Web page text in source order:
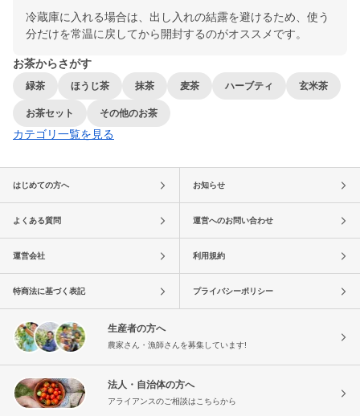
冷蔵庫に入れる場合は、出し入れの結露を避けるため、使う
分だけを常温に戻してから開封するのがオススメです。
お茶からさがす
緑茶 ほうじ茶 抹茶 麦茶 ハーブティ 玄米茶
お茶セット その他のお茶
カテゴリ一覧を見る
はじめての方へ お知らせ
よくある質問 運営へのお問い合わせ
運営会社 利用規約
特商法に基づく表記 プライバシーポリシー
生産者の方へ
農家さん・漁師さんを募集しています!
法人・自治体の方へ
アライアンスのご相談はこちらから